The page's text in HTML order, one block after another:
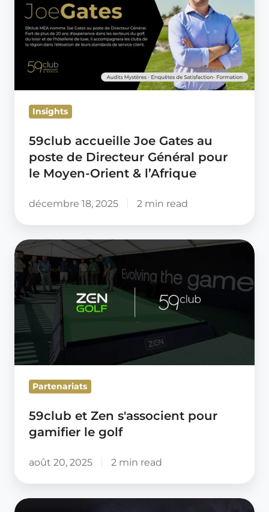
Gates
au
poste
de
pour
Moyen-
Orient
l’Afrique
Insights
59club accueille Joe Gates au
poste de Directeur Général pour
le Moyen-Orient & l’Afrique
décembre 18, 2025 2 min read
59club
et
Zen
s'associent
pour
gamifier
le
golf
Partenariats
59club et Zen s'associent pour
gamifier le golf
août 20, 2025 2 min read
Pacesetter